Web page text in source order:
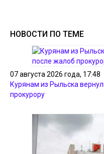
НОВОСТИ ПО ТЕМЕ
07 августа 2026 года, 17:48
Курянам из Рыльска
прокурору